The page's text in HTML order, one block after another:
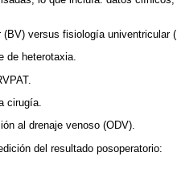
versus fisiología univentricular
de heterotaxia.
cirugía.
al drenaje venoso (ODV).
del resultado posoperatorio: